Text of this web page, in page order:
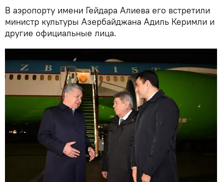
В аэропорту имени Гейдара Алиева его встретили
министр культуры Азербайджана Адиль Керимли и
другие официальные лица.